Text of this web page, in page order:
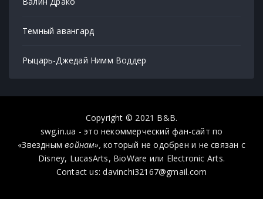
Темный авангард
Рыцарь-Джедай Нимм Воддер
Copyright © 2021 B&B.
swg.in.ua - это некоммерческий фан-сайт по
«Звезднымвойнам», который не одобрен и не связан с
Disney, LucasArts, BioWare или Electronic Arts.
Contact us: davinchi32167@gmail.com